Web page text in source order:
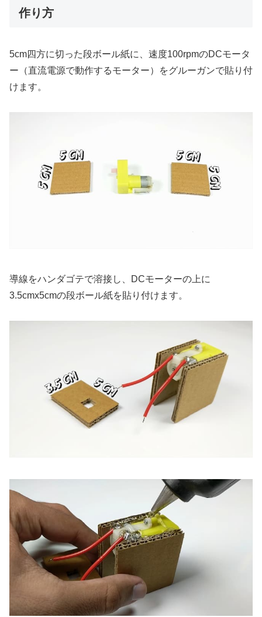
作り方
5cm四方に切った段ボール紙に、速度100rpmのDCモータ
ー（直流電源で動作するモーター）をグルーガンで貼り付
けます。
導線をハンダゴテで溶接し、DCモーターの上に
3.5cmx5cmの段ボール紙を貼り付けます。